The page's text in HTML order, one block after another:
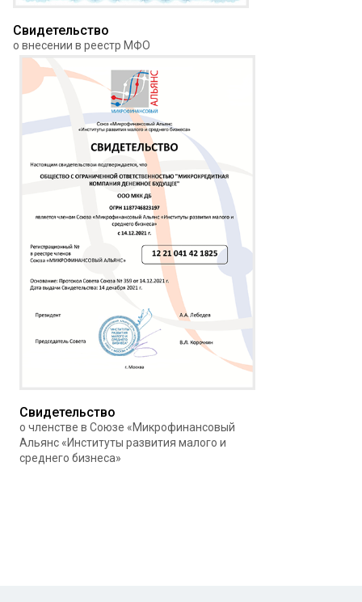
Свидетельство
о внесении в реестр МФО
Свидетельство
о членстве в Союзе «Микрофинансовый
Альянс «Институты развития малого и
среднего бизнеса»